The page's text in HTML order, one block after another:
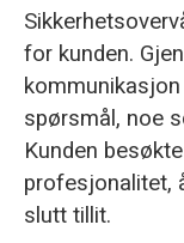
for kunden.
spørsmål, noe
Kunden
profesjonalitet,
slutt tillit.